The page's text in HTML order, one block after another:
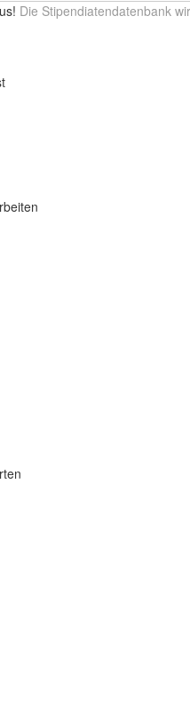
Die Stipendiatendatenbank